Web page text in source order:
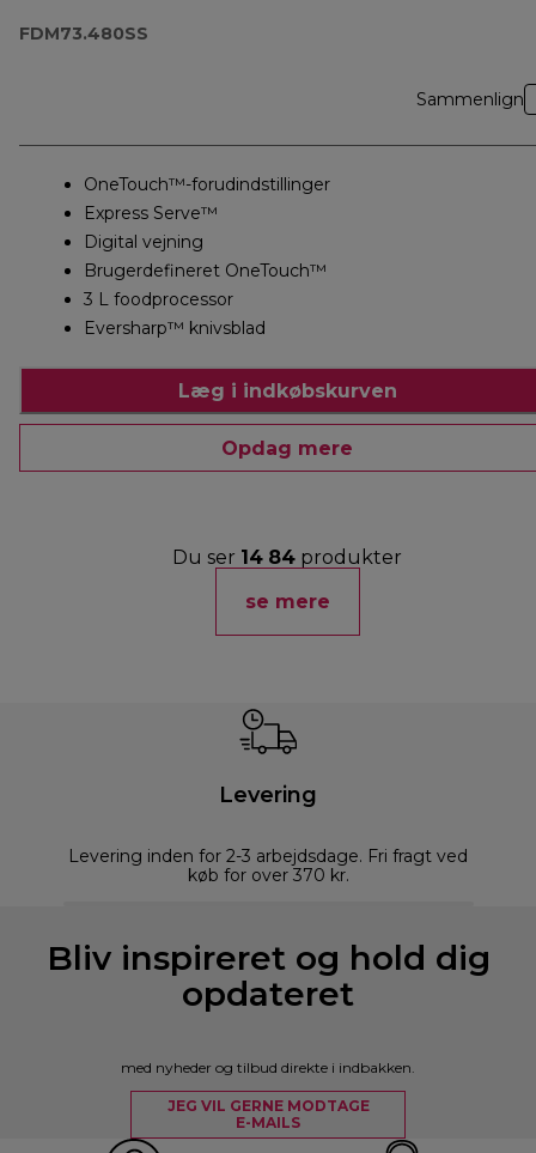
FDM73.480SS
Sammenlign
OneTouch™-forudindstillinger
Express Serve™
Digital vejning
Brugerdefineret OneTouch™
3 L foodprocessor
Eversharp™ knivsblad
Læg i indkøbskurven
Opdag mere
Du ser 14 84 produkter
se mere
Levering
Levering inden for 2-3 arbejdsdage. Fri fragt ved
køb for over 370 kr.
Bliv inspireret og hold dig
opdateret
med nyheder og tilbud direkte i indbakken.
JEG VIL GERNE MODTAGE
E-MAILS